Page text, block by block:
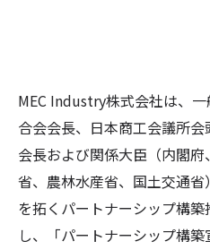
MEC Industry株式会社は、
合会会長、日本商工会議所
会長および関係大臣（内閣
省、農林水産省、国土交通
を拓くパートナーシップ構
し、「パートナーシップ構